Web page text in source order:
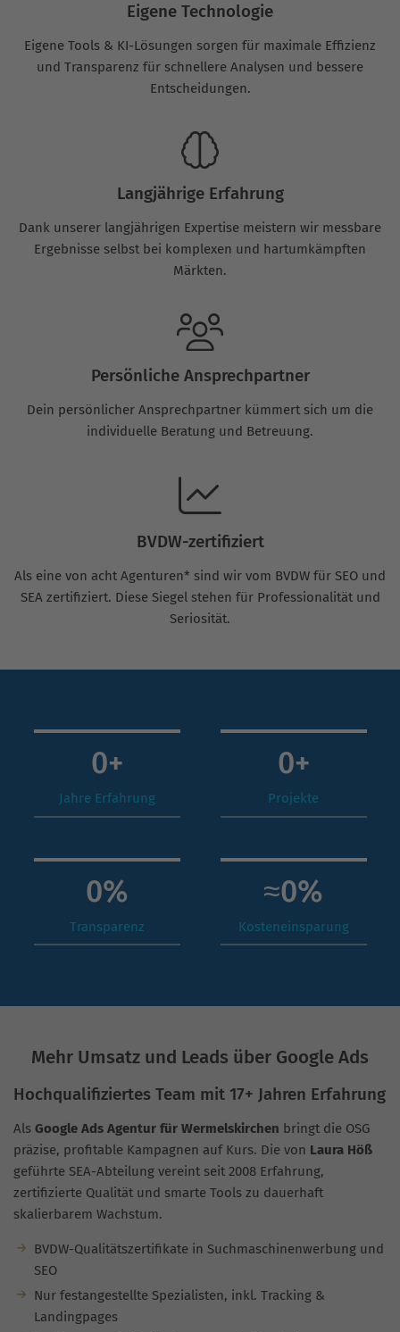
Eigene Technologie
Eigene Tools & KI-Lösungen sorgen für maximale Effizienz
und Transparenz für schnellere Analysen und bessere
Entscheidungen.
Langjährige Erfahrung
Dank unserer langjährigen Expertise meistern wir messbare
Ergebnisse selbst bei komplexen und hartumkämpften
Märkten.
Persönliche Ansprechpartner
Dein persönlicher Ansprechpartner kümmert sich um die
individuelle Beratung und Betreuung.
BVDW-zertifiziert
Als eine von acht Agenturen* sind wir vom BVDW für SEO und
SEA zertifiziert. Diese Siegel stehen für Professionalität und
Seriosität.
0+
Jahre Erfahrung
0+
Projekte
0%
Transparenz
≈0%
Kosteneinsparung
Mehr Umsatz und Leads über Google Ads
Hochqualifiziertes Team mit 17+ Jahren Erfahrung
Als Google Ads Agentur für Wermelskirchen bringt die OSG
präzise, profitable Kampagnen auf Kurs. Die von Laura Höß
geführte SEA-Abteilung vereint seit 2008 Erfahrung,
zertifizierte Qualität und smarte Tools zu dauerhaft
skalierbarem Wachstum.
BVDW-Qualitätszertifikate in Suchmaschinenwerbung und
SEO
Nur festangestellte Spezialisten, inkl. Tracking &
Landingpages